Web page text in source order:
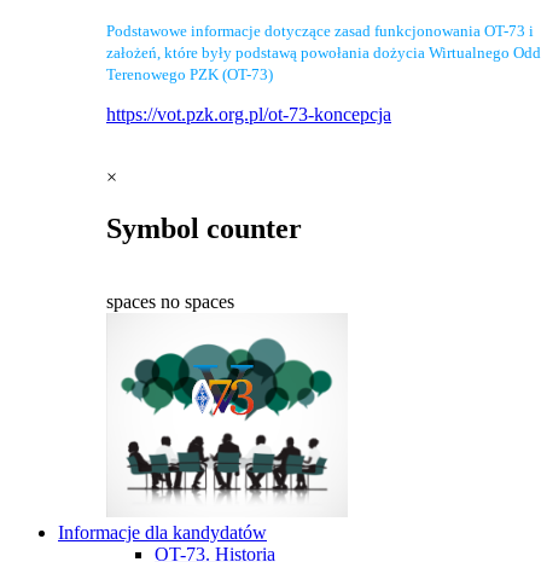
Podstawowe informacje dotyczące zasad funkcjonowania OT-73 i
założeń, które były podstawą powołania dożycia Wirtualnego
Terenowego PZK (OT-73)
https://vot.pzk.org.pl/ot-73-koncepcja
×
Symbol counter
spaces no spaces
Informacje dla kandydatów
OT-73. Historia